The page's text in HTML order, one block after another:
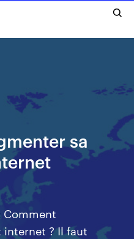
sa
Comment
? Il faut